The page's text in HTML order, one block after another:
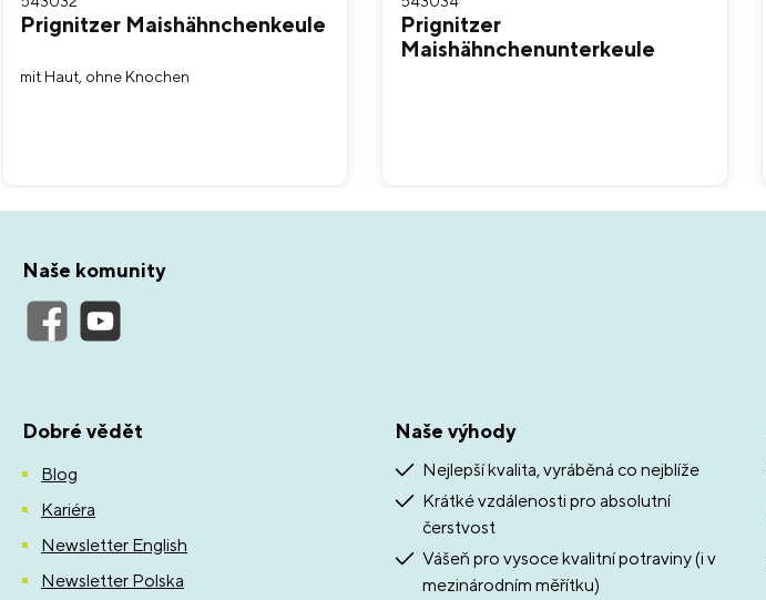
Prignitzer Maishähnchenkeule
mit Haut, ohne Knochen
Prignitzer
Maishähnchenunterkeule
Naše komunity
Dobré vědět
Blog
Kariéra
Newsletter English
Newsletter Polska
Naše výhody
Nejlepší kvalita, vyráběná co nejblíže
Krátké vzdálenosti pro absolutní
čerstvost
Vášeň pro vysoce kvalitní potraviny (i v
mezinárodním měřítku)